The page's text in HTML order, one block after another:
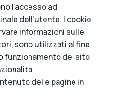
l’accesso ad
dell’utente. I cookie
informazioni sulle
sono utilizzati al fine
funzionamento del sito
delle pagine in